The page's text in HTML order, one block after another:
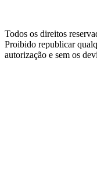
Todos os direitos
Proibido republicar
autorização e sem os